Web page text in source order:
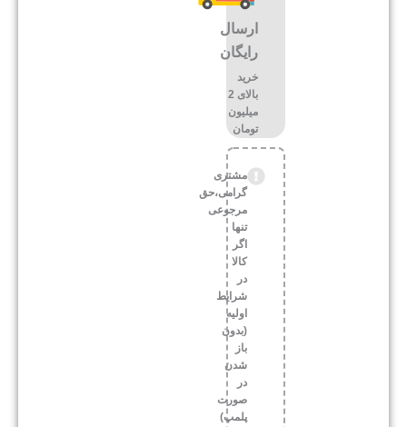
ارسال
رایگان
خرید
بالای 2
میلیون
تومان
مشتری
گرامی،حق
مرجوعی
تنها
اگر
کالا
در
شرایط
اولیه
(بدون
باز
شدن
در
صورت
پلمپ)